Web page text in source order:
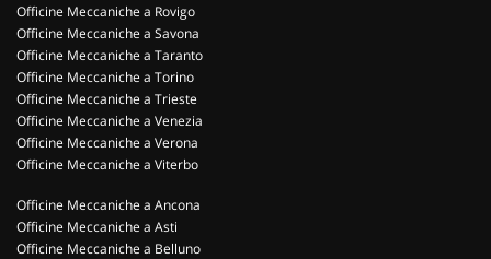
Officine Meccaniche a Rovigo
Officine Meccaniche a Savona
Officine Meccaniche a Taranto
Officine Meccaniche a Torino
Officine Meccaniche a Trieste
Officine Meccaniche a Venezia
Officine Meccaniche a Verona
Officine Meccaniche a Viterbo
Officine Meccaniche a Ancona
Officine Meccaniche a Asti
Officine Meccaniche a Belluno